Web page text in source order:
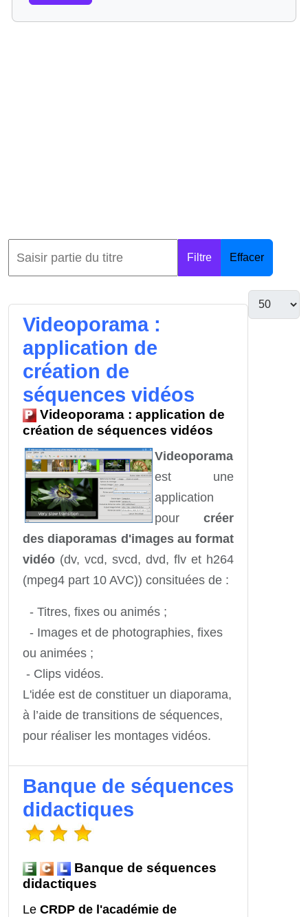
Filtre Effacer
Videoporama :
application de
création de
séquences vidéos
Videoporama : application de
création de séquences vidéos
Videoporama
est une
application
pour créer
des diaporamas d'images au format
vidéo (dv, vcd, svcd, dvd, flv et h264
(mpeg4 part 10 AVC)) consituées de :
- Titres, fixes ou animés ;
- Images et de photographies, fixes
ou animées ;
- Clips vidéos.
L'idée est de constituer un diaporama,
à l’aide de transitions de séquences,
pour réaliser les montages vidéos.
Banque de séquences
didactiques
Banque de séquences
didactiques
Le CRDP de l'académie de